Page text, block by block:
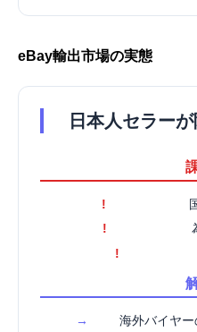
eBay輸出市場の実態
日本人セラー
!
!
!
→
海外バイヤ